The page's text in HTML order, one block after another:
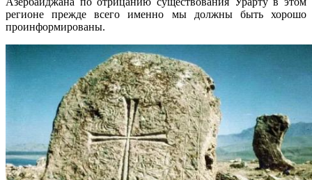
регионе прежде всего именно мы должны быть хорошо
проинформированы.